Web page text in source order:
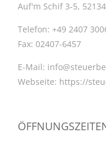
Auf'm Schif 3-5,
Telefon: +49 2407
Fax: 02407-6457
E-Mail:
Webseite: https://